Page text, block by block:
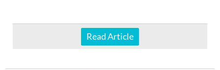
Read Article